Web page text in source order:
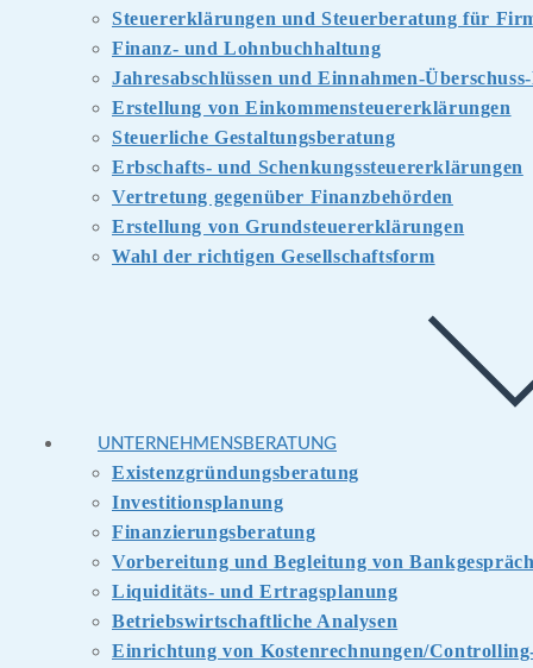
Steuererklärungen und Steuerberatung für
Finanz- und Lohnbuchhaltung
Jahresabschlüssen und Einnahmen-
Erstellung von Einkommensteuererklärungen
Steuerliche Gestaltungsberatung
Erbschafts- und Schenkungssteuererklärungen
Vertretung gegenüber Finanzbehörden
Erstellung von Grundsteuererklärungen
Wahl der richtigen Gesellschaftsform
UNTERNEHMENSBERATUNG
Existenzgründungsberatung
Investitionsplanung
Finanzierungsberatung
Vorbereitung und Begleitung von
Liquiditäts- und Ertragsplanung
Betriebswirtschaftliche Analysen
Einrichtung von Kostenrechnungen/